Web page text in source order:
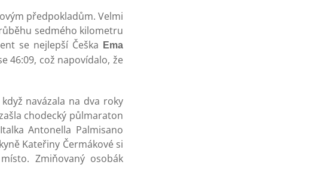
předpokladům. Velmi
sedmého kilometru
se nejlepší Češka
Ema
46:09, což napovídalo, že
navázala na dva roky
chodecký půlmaraton
Antonella Palmisano
Kateřiny Čermákové si
Zmiňovaný osobák